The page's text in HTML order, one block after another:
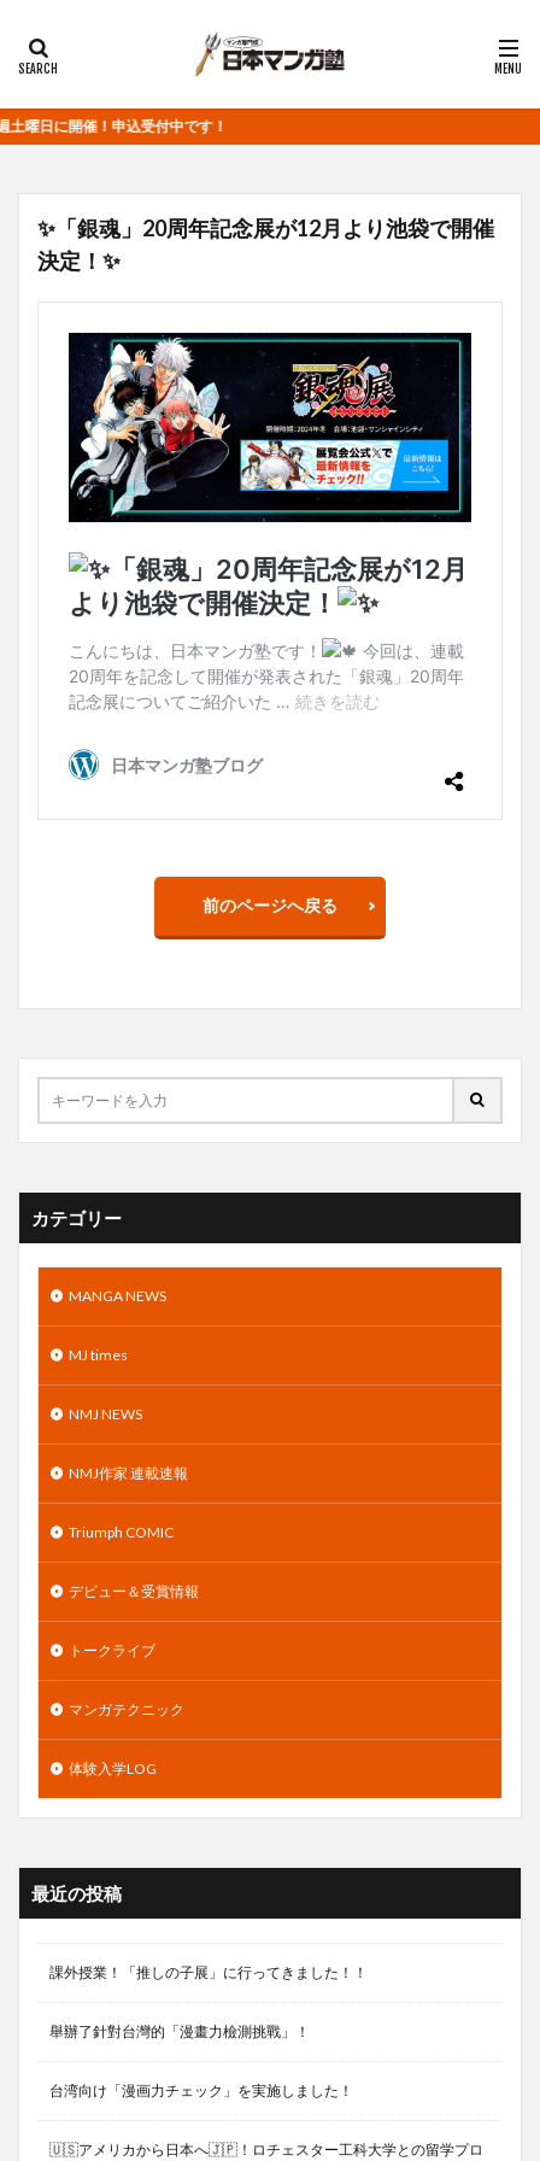
に開催！申込受付中です！
✨「銀魂」20周年記念展が12月より池袋で開催
決定！✨
前のページへ戻る
カテゴリー
MANGA NEWS
MJ times
NMJ NEWS
NMJ作家 連載速報
Triumph COMIC
デビュー＆受賞情報
トークライブ
マンガテクニック
体験入学LOG
最近の投稿
課外授業！「推しの子展」に行ってきました！！
舉辦了針對台灣的「漫畫力檢測挑戰」！
台湾向け「漫画力チェック」を実施しました！
🇺🇸アメリカから日本へ🇯🇵！ロチェスター工科大学との留学プロ